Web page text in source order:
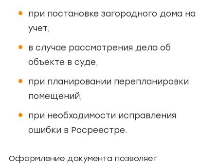
при постановке загородного дома на
учет;
в случае рассмотрения дела об
объекте в суде;
при планировании перепланировки
помещений;
при необходимости исправления
ошибки в Росреестре.
Оформление документа позволяет